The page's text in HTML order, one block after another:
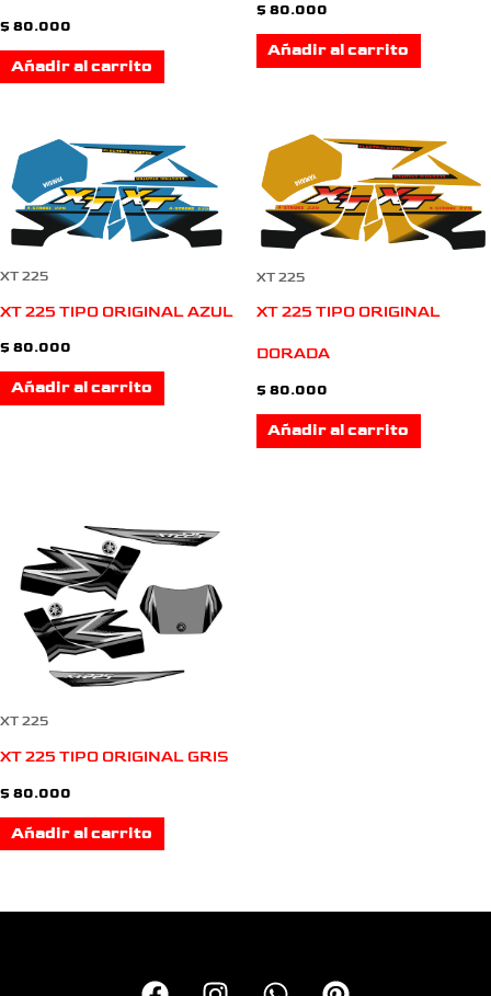
$ 80.000
Añadir al carrito
$ 80.000
Añadir al carrito
XT 225
XT 225 TIPO ORIGINAL AZUL
$ 80.000
Añadir al carrito
XT 225
XT 225 TIPO ORIGINAL
DORADA
$ 80.000
Añadir al carrito
XT 225
XT 225 TIPO ORIGINAL GRIS
$ 80.000
Añadir al carrito